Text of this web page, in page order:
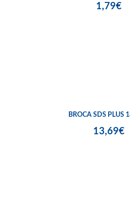
1,79€
BROCA SDS PLUS
13,69€